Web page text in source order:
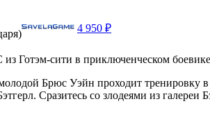
4 950 ₽
Готэм-сити в приключенческом
Брюс Уэйн проходит тренировку
Сразитесь со злодеями из